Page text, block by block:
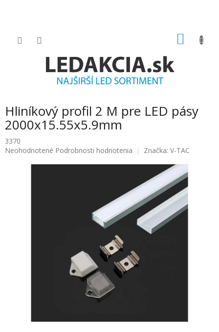
Hliníkový profil 2 M pre LED pásy
2000x15.55x5.9mm
3370
Priemerné
Neohodnotené Podrobnosti hodnotenia Značka: V-TAC